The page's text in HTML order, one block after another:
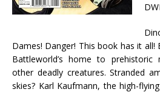
Dames! Danger! This book has it all!
Battleworld’s home to prehistoric
other deadly creatures. Stranded
skies? Karl Kaufmann, the high-